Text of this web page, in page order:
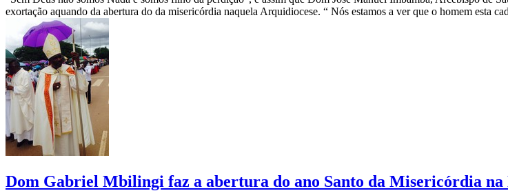
exortação aquando da abertura do da misericórdia naquela Arquidiocese. “ Nós estamos a ver que o homem esta
Dom Gabriel Mbilingi faz a abertura do ano Santo da Misericórdia na